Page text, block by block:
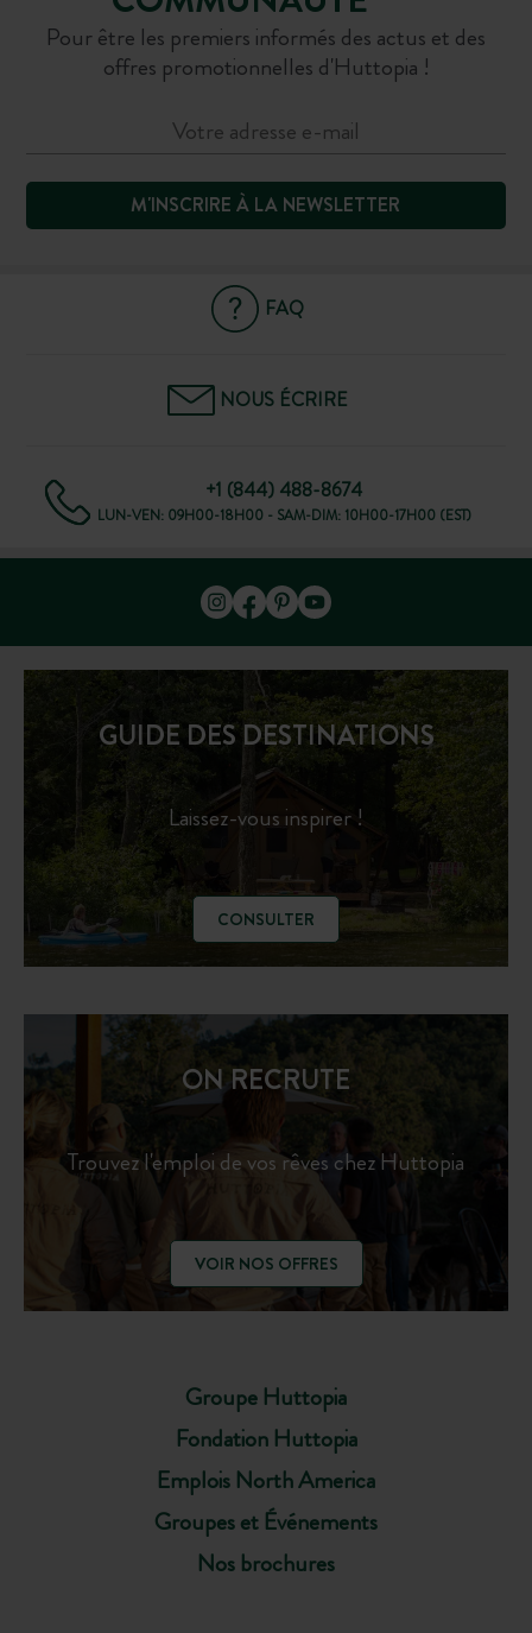
Pour être les premiers informés des actus et des
offres promotionnelles d'Huttopia !
M'INSCRIRE À LA NEWSLETTER
FAQ
NOUS ÉCRIRE
+1 (844) 488-8674
LUN-VEN: 09H00-18H00 - SAM-DIM: 10H00-17H00 (EST)
GUIDE DES DESTINATIONS
Laissez-vous inspirer !
CONSULTER
Groupe Huttopia
Fondation Huttopia
Emplois North America
Groupes et Événements
Nos brochures
ON RECRUTE
Trouvez l'emploi de vos rêves chez Huttopia
VOIR NOS OFFRES